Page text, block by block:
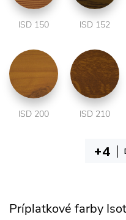
ISD 150 ISD 152
ISD 200 ISD 210
Príplatkové farby